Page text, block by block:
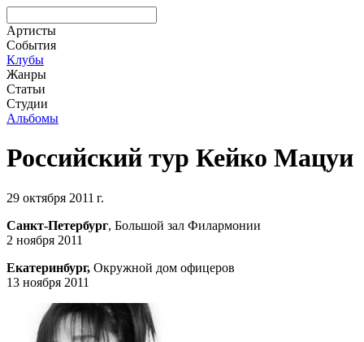
Артисты
События
Клубы
Жанры
Статьи
Студии
Альбомы
Российский тур Кейко Мацуи
29 октября 2011 г.
Санкт-Петербург, Большой зал Филармонии
2 ноября 2011
Екатеринбург, Окружной дом офицеров
13 ноября 2011